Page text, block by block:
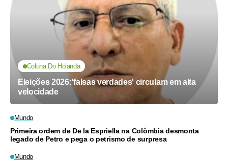
Coluna Do Holanda
Eleições 2026:'falsas verdades' circulam em alta
velocidade
Mundo
Primeira ordem de De la Espriella na Colômbia desmonta
legado de Petro e pega o petrismo de surpresa
Mundo